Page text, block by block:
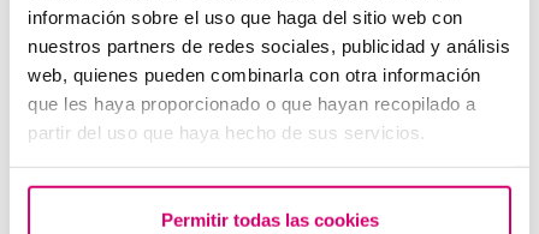
información sobre el uso que haga del sitio web con
nuestros partners de redes sociales, publicidad y análisis
web, quienes pueden combinarla con otra información
que les haya proporcionado o que hayan recopilado a
partir del uso que haya hecho de sus servicios.
Permitir todas las cookies
[00:00:38.020] - Samanta (Barcelona IVF)
A questo punto io passerei la parola a Tania, che
ringrazio tantissimo per aver accettato il nostro invito.
Ciao Tania!
[00:00:44.920] - Tania
Ciao Samantha! Ciao a tutti, grazie mille per avermi.